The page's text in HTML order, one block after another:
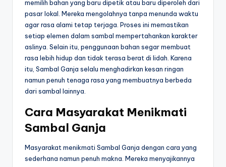
memilih bahan yang baru dipetik atau baru diperoleh dari
pasar lokal. Mereka mengolahnya tanpa menunda waktu
agar rasa alami tetap terjaga. Proses ini memastikan
setiap elemen dalam sambal mempertahankan karakter
aslinya. Selain itu, penggunaan bahan segar membuat
rasa lebih hidup dan tidak terasa berat di lidah. Karena
itu, Sambal Ganja selalu menghadirkan kesan ringan
namun penuh tenaga rasa yang membuatnya berbeda
dari sambal lainnya.
Cara Masyarakat Menikmati
Sambal Ganja
Masyarakat menikmati Sambal Ganja dengan cara yang
sederhana namun penuh makna. Mereka menyajikannya